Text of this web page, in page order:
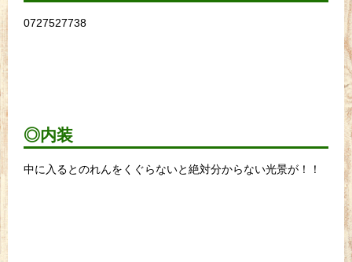
0727527738
◎内装
中に入るとのれんをくぐらないと絶対分からない光景が！！